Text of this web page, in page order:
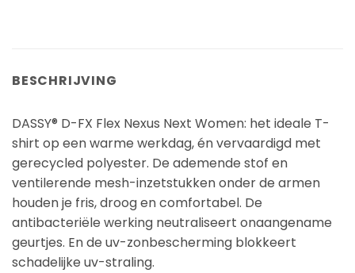
BESCHRIJVING
DASSY® D-FX Flex Nexus Next Women: het ideale T-
shirt op een warme werkdag, én vervaardigd met
gerecycled polyester. De ademende stof en
ventilerende mesh-inzetstukken onder de armen
houden je fris, droog en comfortabel. De
antibacteriële werking neutraliseert onaangename
geurtjes. En de uv-zonbescherming blokkeert
schadelijke uv-straling.